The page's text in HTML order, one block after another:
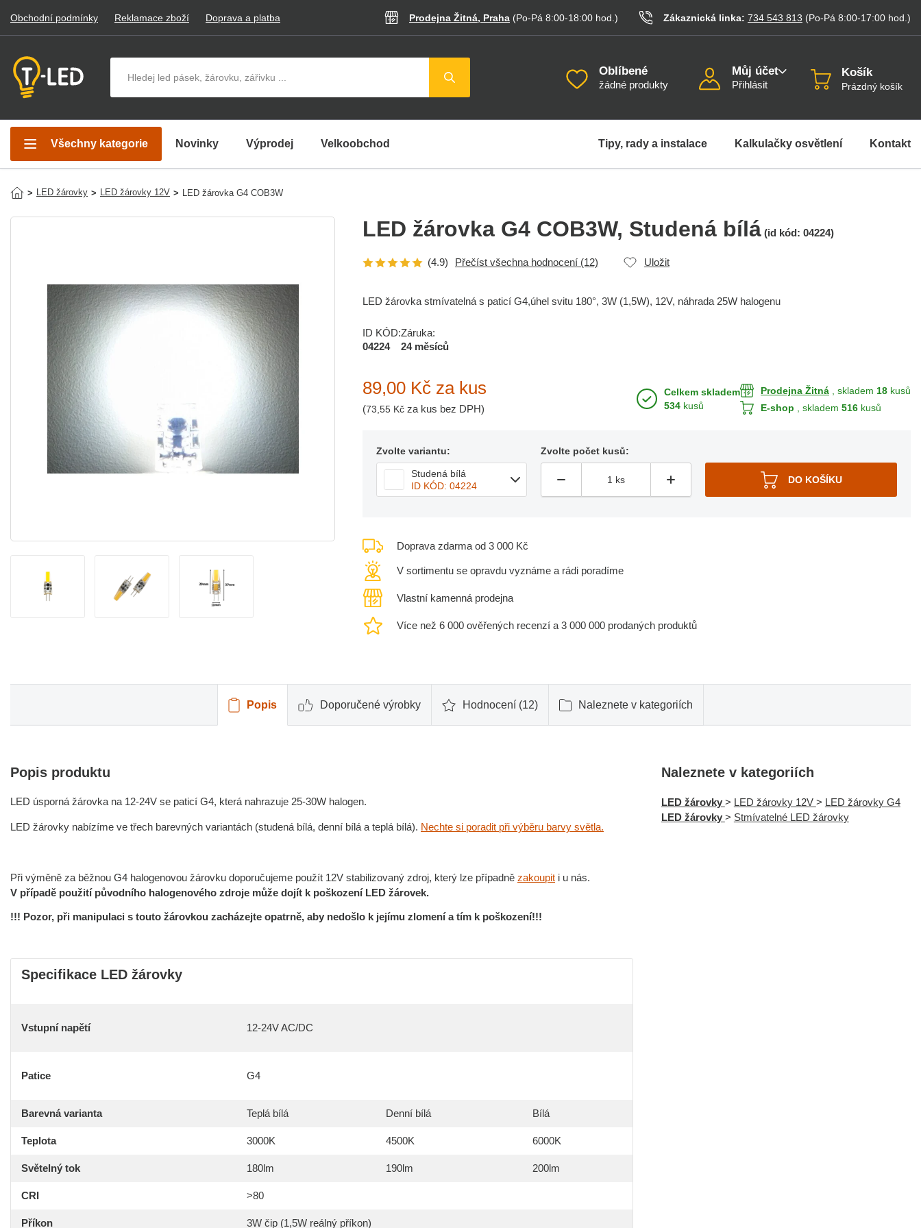
Obchodní podmínky Reklamace zboží Doprava a platba Prodejna Žitná, Praha (Po-Pá 8:00-18:00 hod. ) Zákaznická linka: 734 543 813 (Po-Pá 8:00-17:00 hod. )
Oblíbené
žádné produkty
Můj účet
Přihlásit
Košík
Prázdný košík
Všechny kategorie Novinky Výprodej Velkoobchod Tipy, rady a instalace Kalkulačky osvětlení Kontakt
> LED žárovky > LED žárovky 12V > LED žárovka G4 COB3W
LED žárovka G4 COB3W, Studená bílá (id kód: 04224)
(4.9) Přečíst všechna hodnocení (12) Uložit
LED žárovka stmívatelná s paticí G4,úhel svitu 180°, 3W (1,5W), 12V, náhrada 25W halogenu
ID KÓD:
04224
Záruka:
24 měsíců
89,00 Kč za kus
(73,55 Kč za kus bez DPH)
Celkem skladem
534 kusů
Prodejna Žitná , skladem 18 kusů
E-shop
, skladem 516 kusů
Zvolte variantu:
Studená bílá
ID KÓD: 04224
Zvolte počet kusů:
Doprava zdarma od 3 000 Kč
V sortimentu se opravdu vyznáme a rádi poradíme
Vlastní kamenná prodejna
Více než 6 000 ověřených recenzí a 3 000 000 prodaných produktů
Popis Doporučené výrobky Hodnocení (12) Naleznete v kategoriích
Popis produktu
LED úsporná žárovka na 12-24V se paticí G4, která nahrazuje 25-30W halogen.
LED žárovky nabízíme ve třech barevných variantách (studená bílá, denní bílá a teplá bílá). Nechte si poradit při výběru barvy světla.
Při výměně za běžnou G4 halogenovou žárovku doporučujeme použít 12V stabilizovaný zdroj, který lze případně zakoupit i u nás.
V případě použití původního halogenového zdroje může dojít k poškození LED žárovek.
!!! Pozor, při manipulaci s touto žárovkou zacházejte opatrně, aby nedošlo k jejímu zlomení a tím k poškození!!!
Specifikace LED žárovky
Vstupní napětí 12-24V AC/DC
Patice G4
Barevná varianta Teplá bílá Denní bílá Bílá
Teplota 3000K 4500K 6000K
Světelný tok 180lm 190lm 200lm
CRI >80
Příkon 3W čip (1,5W reálný příkon)
Naleznete v kategoriích
LED žárovky > LED žárovky 12V > LED žárovky G4
LED žárovky > Stmívatelné LED žárovky